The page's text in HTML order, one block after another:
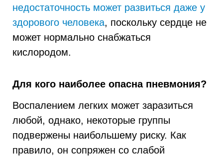
недостаточность может развиться даже у
здорового человека , поскольку сердце не
может нормально снабжаться
кислородом.
Для кого наиболее опасна пневмония?
Воспалением легких может заразиться
любой, однако, некоторые группы
подвержены наибольшему риску. Как
правило, он сопряжен со слабой